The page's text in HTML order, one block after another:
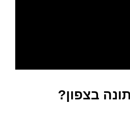
בצפון?